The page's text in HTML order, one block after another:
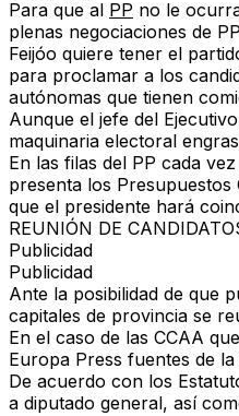
Para que al PP no le
plenas negociaciones de
Feijóo quiere tener el
para proclamar a los
autónomas que tienen
Aunque el jefe del
maquinaria electoral
En las filas del PP cada
presenta los
que el presidente hará
REUNIÓN DE
Publicidad
Publicidad
Ante la posibilidad de que
capitales de provincia se
En el caso de las CCAA
Europa Press fuentes de
De acuerdo con los
a diputado general, así